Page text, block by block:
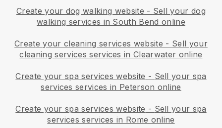
Create your dog walking website - Sell your dog
walking services in South Bend online
Create your cleaning services website - Sell your
cleaning services services in Clearwater online
Create your spa services website - Sell your spa
services services in Peterson online
Create your spa services website - Sell your spa
services services in Rome online